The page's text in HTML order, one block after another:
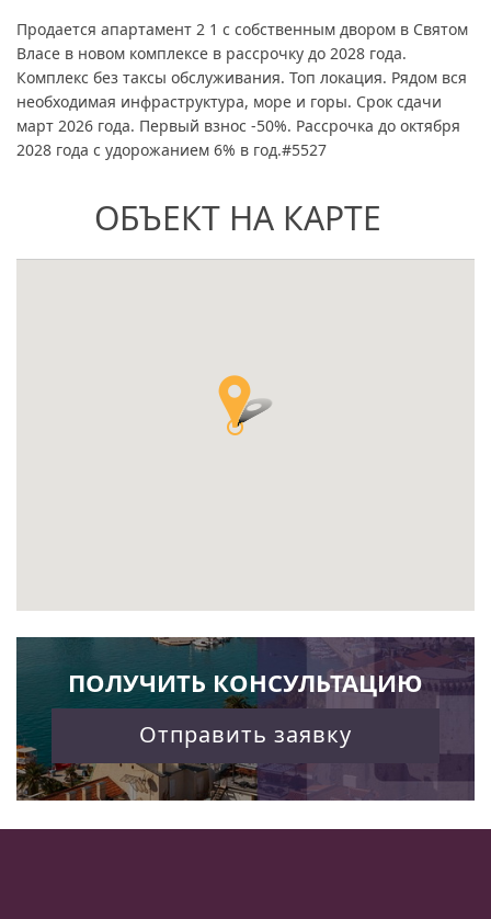
Продается апартамент 2 1 с собственным двором в Святом
Власе в новом комплексе в рассрочку до 2028 года.
Комплекс без таксы обслуживания. Топ локация. Рядом вся
необходимая инфраструктура, море и горы. Срок сдачи
март 2026 года. Первый взнос -50%. Рассрочка до октября
2028 года с удорожанием 6% в год.#5527
ОБЪЕКТ НА КАРТЕ
ПОЛУЧИТЬ КОНСУЛЬТАЦИЮ
Отправить заявку